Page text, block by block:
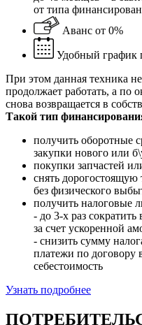
от типа
Аванс от 0%
Удобный график
При этом данная техника
продолжает работать, а по
снова возвращается в
Такой тип
получить оборотные
закупки нового или
покупки запчастей
снять дорогостоящую
без физического
получить налоговые
- до 3-х раз
за счет ускоренной
- снизить сумму
платежи по договору
себестоимость
Узнать подробнее